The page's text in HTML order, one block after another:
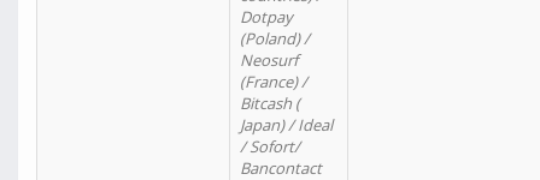
Dotpay
(Poland) /
Neosurf
(France) /
Bitcash (
Japan) / Ideal
/ Sofort/
Bancontact